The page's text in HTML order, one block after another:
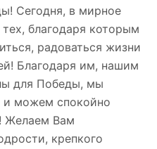
Сегодня, в мирное
благодаря которым
радоваться жизни
Благодаря им, нашим
для Победы, мы
и можем спокойно
Желаем Вам
крепкого